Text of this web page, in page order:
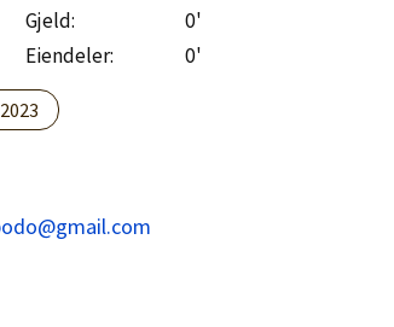
Gjeld:
0'
Eiendeler: 0'
2023